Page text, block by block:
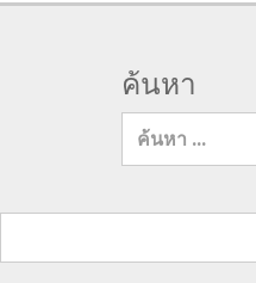
ค้นหา